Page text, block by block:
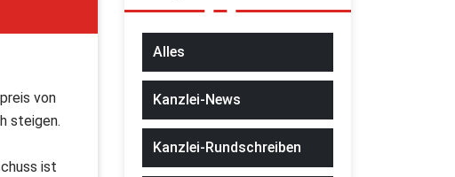
von
steigen.
ist
Alles
Kanzlei-News
Kanzlei-Rundschreiben